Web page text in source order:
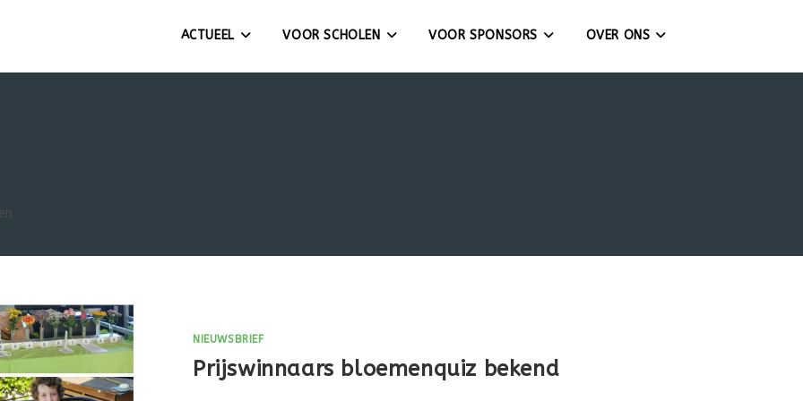
ACTUEEL VOOR SCHOLEN VOOR SPONSORS OVER ONS
NIEUWSBRIEF
Prijswinnaars bloemenquiz bekend